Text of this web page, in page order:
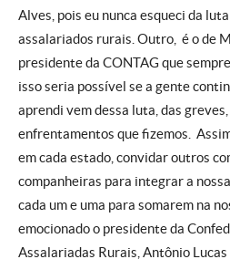
Alves, pois eu nunca esqueci da
assalariados rurais. Outro, é o de
presidente da CONTAG que
isso seria possível se a gente
aprendi vem dessa luta, das
enfrentamentos que fizemos.
em cada estado, convidar outros
companheiras para integrar a
cada um e uma para somarem na
emocionado o presidente da
Assalariadas Rurais, Antônio Lucas